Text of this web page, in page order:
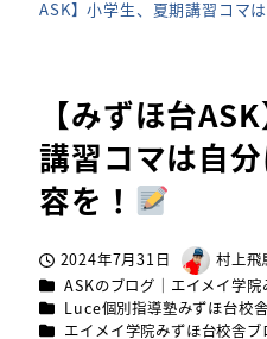
ASK】小学生、夏期講習コマ
【みずほ台
講習コマは自
容を！
投稿日2024年7月31日
著
者
村上飛
カテゴリー
ASKのブログ｜エイメイ学院
カテゴリー
Luce個別指導塾みずほ台校舎
カテゴリー
エイメイ学院みずほ台校舎ブ